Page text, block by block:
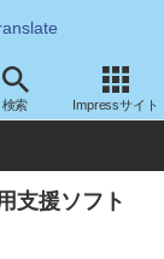
検索 Impressサイト
支援ソフト